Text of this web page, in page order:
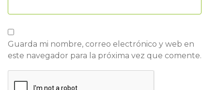
Guarda mi nombre, correo electrónico y web en
este navegador para la próxima vez que comente.